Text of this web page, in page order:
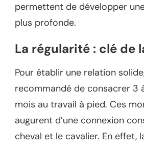
permettent de développer
plus profonde.
La régularité : clé de
Pour établir une relation
recommandé de consacrer 3
mois au travail à pied. Ces
augurent d’une connexion
cheval et le cavalier. En effet,